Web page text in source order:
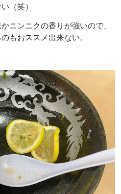
（笑）
ニンニクの香りが強いので、
もおススメ出来ない。